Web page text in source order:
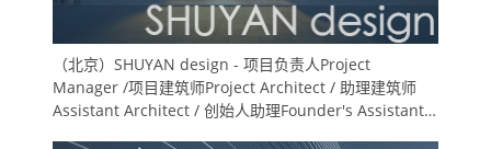
（北京）SHUYAN design - 项目负责人Project
Manager /项目建筑师Project Architect / 助理建筑师
Assistant Architect / 创始人助理Founder's Assistant /